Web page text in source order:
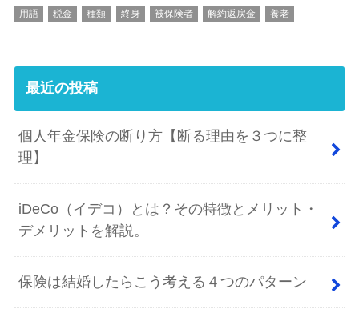
用語
税金 種類 終身 被保険者 解約返戻金 養老
最近の投稿
個人年金保険の断り方【断る理由を３つに整
理】
iDeCo（イデコ）とは？その特徴とメリット・
デメリットを解説。
保険は結婚したらこう考える４つのパターン